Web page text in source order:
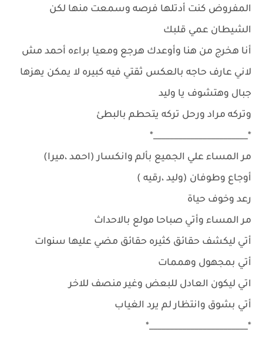
المفروض كنت أدتلها فرصه وسمعت منها لكن
الشيطان عمي قلبك
أنا هخرج من هنا وأوعدك هرجع ومعيا براءه أحمد مش
لاني عارف حاجه بالعكس ثقتي فيه كبيره لا يمكن يهزها
جبال وهتشوف يا وليد
وتركه مراد ورحل تركه يتحطم بالبطئ
*_______________________*
مر المساء علي الجميع بألم وانكسار (احمد ،ميرا)
أوجاع وطوفان (وليد ،رقيه )
رعد وخوف حياة
مر المساء وأتي صباحا مولع بالاحداث
أتي ليكشف حقائق كثيره حقائق مضي عليها سنوات
أتي بمجهول وهممات
اتي ليكون العادل للبعض وغير منصف للاخر
أتي بشوق وانتظار لم يرد الغياب
*________________________*